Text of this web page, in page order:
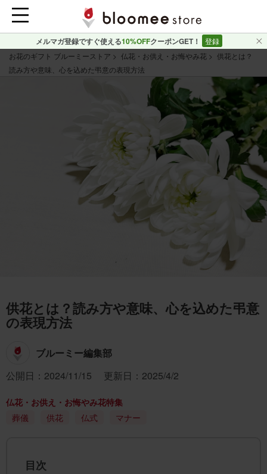
メルマガ登録ですぐ使える10%OFFクーポンGET！
登録
お花のギフト ブルーミーストア
仏花・お供え・お悔やみ花
供花とは？
読み方や意味、心を込めた弔意の表現方法
供花とは？読み方や意味、心を込めた弔意
の表現方法
ブルーミー編集部
公開日：2024/11/15
更新日：2025/4/2
仏花・お供え・お悔やみ花特集
葬儀
供花 仏式 マナー
目次